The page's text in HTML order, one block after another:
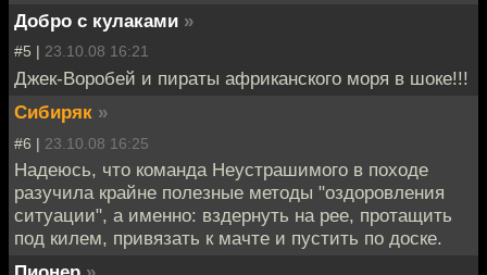
Добро с кулаками »
#5 | 23.10.08 16:21
Джек-Воробей и пираты африканского моря в шоке!!!
Сибиряк »
#6 | 23.10.08 16:25
Надеюсь, что команда Неустрашимого в походе
разучила крайне полезные методы "оздоровления
ситуации", а именно: вздернуть на рее, протащить
под килем, привязать к мачте и пустить по доске.